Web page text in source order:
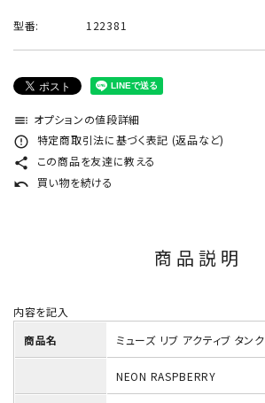
型番: 122381
toc オプションの値段詳細
error_outline 特定商取引法に基づく表記 (返品など)
share この商品を友達に教える
undo 買い物を続ける
商品説明
内容を記入
商品名
ミューズ リブ アクティブ タンク
NEON RASPBERRY